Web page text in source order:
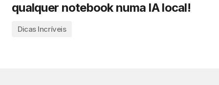
qualquer notebook numa IA local!
Dicas Incríveis